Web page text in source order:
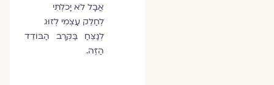
אֲבָל לֹא יָכֹלְתִּי
לְחַלֵּק עַצְמִי לְזוּג
לְנַצֵּחַ בַּקְּרָב הַבּוֹדֵד
הַזֶּה.